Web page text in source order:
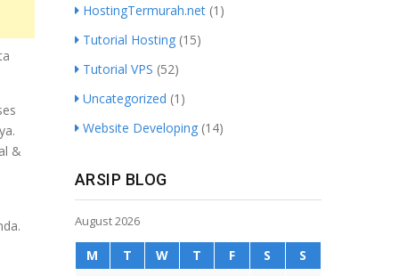
&
HostingTermurah.net(1)
Tutorial Hosting(15)
Tutorial VPS (52)
Uncategorized (1)
Website Developing(14)
ARSIP BLOG
August 2026
M T W T F S S